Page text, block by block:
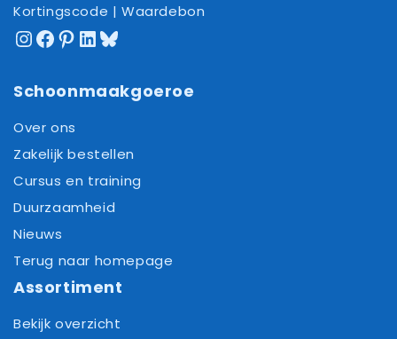
Kortingscode | Waardebon
Instagram
Facebook
Pinterest
LinkedIn
Bluesky
Schoonmaakgoeroe
Over ons
Zakelijk bestellen
Cursus en training
Duurzaamheid
Nieuws
Terug naar homepage
Assortiment
Bekijk overzicht